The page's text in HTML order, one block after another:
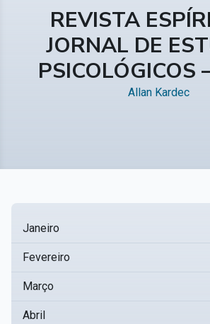
REVISTA
JORNAL DE
Allan Kardec
Janeiro
Fevereiro
Março
Abril